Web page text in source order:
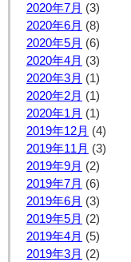
2020年7月 (3)
2020年6月 (8)
2020年5月 (6)
2020年4月 (3)
2020年3月 (1)
2020年2月 (1)
2020年1月 (1)
2019年12月 (4)
2019年11月 (3)
2019年9月 (2)
2019年7月 (6)
2019年6月 (3)
2019年5月 (2)
2019年4月 (5)
2019年3月 (2)